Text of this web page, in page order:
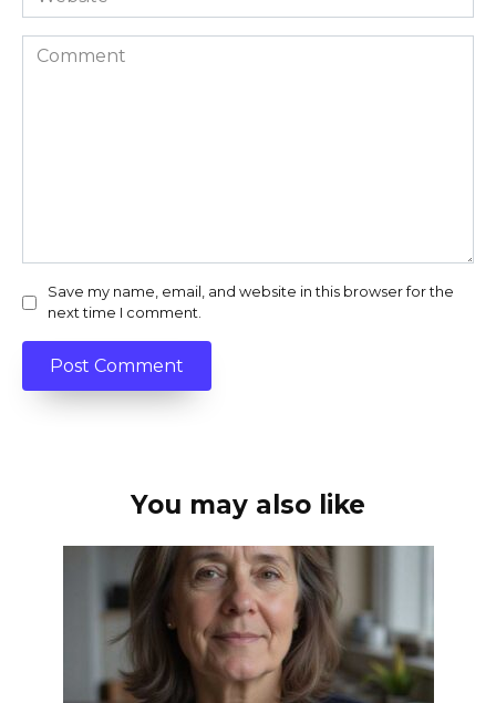
Comment
Save my name, email, and website in this browser for the
next time I comment.
You may also like